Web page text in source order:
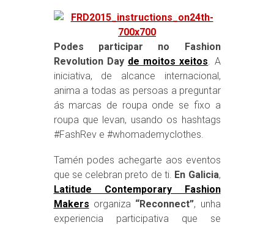
Podes participar no Fashion
Revolution Day de moitos xeitos. A
iniciativa, de alcance internacional,
anima a todas as persoas a preguntar
ás marcas de roupa onde se fixo a
roupa que levan, usando os hashtags
#FashRev e #whomademyclothes.
Tamén podes achegarte aos eventos
que se celebran preto de ti. En Galicia,
Latitude Contemporary Fashion
Makers organiza “Reconnect”, unha
experiencia participativa que se